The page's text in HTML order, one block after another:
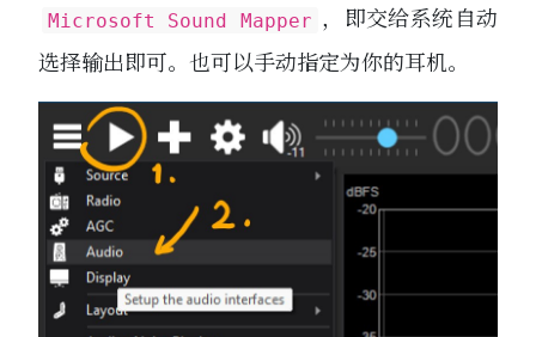
Microsoft Sound Mapper ，即交给系统自动
选择输出即可。也可以手动指定为你的耳机。